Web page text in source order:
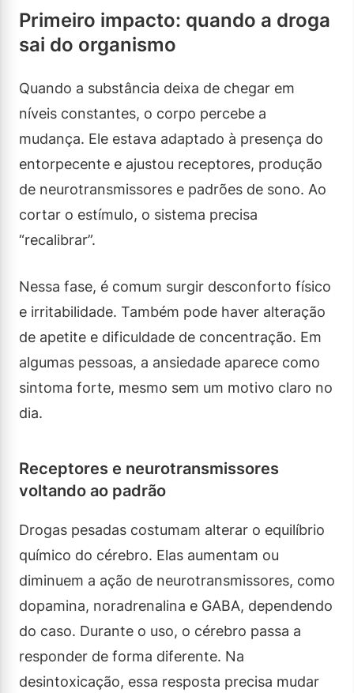
Primeiro impacto: quando a droga
sai do organismo
Quando a substância deixa de chegar em
níveis constantes, o corpo percebe a
mudança. Ele estava adaptado à presença do
entorpecente e ajustou receptores, produção
de neurotransmissores e padrões de sono. Ao
cortar o estímulo, o sistema precisa
“recalibrar”.
Nessa fase, é comum surgir desconforto físico
e irritabilidade. Também pode haver alteração
de apetite e dificuldade de concentração. Em
algumas pessoas, a ansiedade aparece como
sintoma forte, mesmo sem um motivo claro no
dia.
Receptores e neurotransmissores
voltando ao padrão
Drogas pesadas costumam alterar o equilíbrio
químico do cérebro. Elas aumentam ou
diminuem a ação de neurotransmissores, como
dopamina, noradrenalina e GABA, dependendo
do caso. Durante o uso, o cérebro passa a
responder de forma diferente. Na
desintoxicação, essa resposta precisa mudar